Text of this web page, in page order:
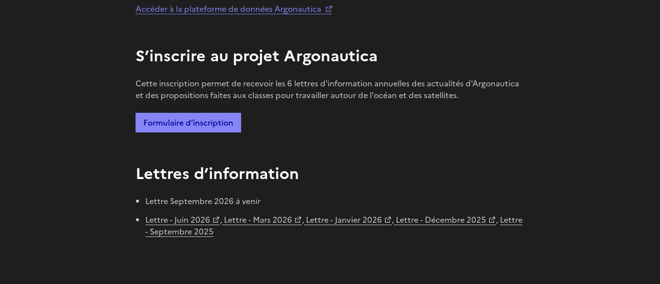
Accéder à la plateforme de données Argonautica
S’inscrire au projet Argonautica
Cette inscription permet de recevoir les 6 lettres d'information annuelles des actualités d'Argonautica
et des propositions faites aux classes pour travailler autour de l'océan et des satellites.
Formulaire d’inscription
Lettres d’information
Lettre Septembre 2026 à venir
Lettre - Juin 2026
, Lettre - Mars 2026 , Lettre - Janvier 2026 , Lettre - Décembre 2025 , Lettre
- Septembre 2025